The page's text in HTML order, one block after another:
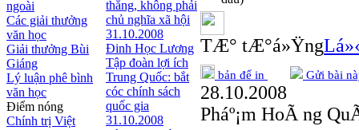
ngoài
Các giải thưởng
văn học
Giải thưởng Bùi
Giáng
Lý luận phê bình
văn học
Điểm nóng
Chính trị Việt
thắng, không phải
chủ nghĩa xã hội
31.10.2008
Đinh Học Lương
Tập đoàn lợi ích
Trung Quốc: bắt
cóc chính sách
quốc gia
31.10.2008
TÆ° tÆ°á»Ÿng
bản để in Gửi bài
28.10.2008
Pháº¡m HoÃ ng